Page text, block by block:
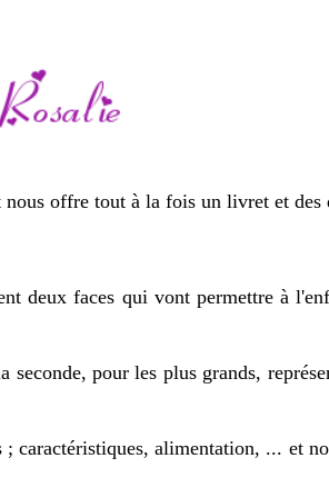
nous offre tout à la fois un livret et des
deux faces qui vont permettre à
pour les plus grands,
caractéristiques, alimentation, ... et